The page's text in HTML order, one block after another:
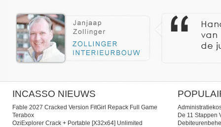
INCASSO NIEUWS
Fable 2027 Cracked Version FitGirl Repack Full Game
Terabox
OziExplorer Crack + Portable [x32x64] Unlimited
De 11 Stappen